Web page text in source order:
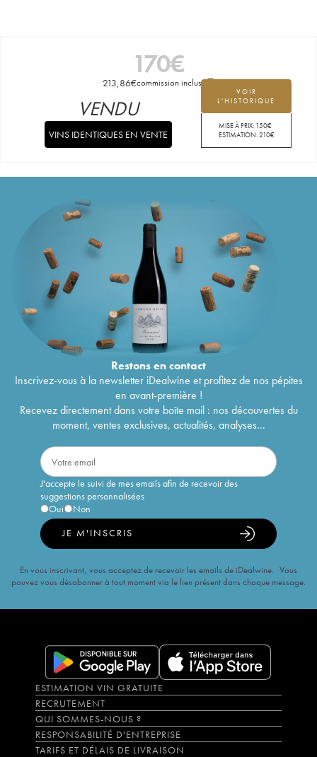
170€
213,86€commission incluse
VOIR
L'HISTORIQUE
MISE À PRIX: 150€
ESTIMATION:210€
VENDU
VINS IDENTIQUES EN VENTE
Restons encontact
Inscrivez-vous à la newsletter iDealwine et profitez de nos pépites
en avant-première !
Recevez directement dans votre boîte mail : nos découvertes du
moment, ventes exclusives, actualités, analyses...
J'accepte le suivi de mes emails afin de recevoir des
suggestions personnalisées
Oui
Non
JE M'INSCRIS
En vous inscrivant, vous acceptez de recevoir les emails de iDealwine. Vous
pouvez vous désabonner à tout moment via le lien présent dans chaque message.
ESTIMATION VIN GRATUITE
RECRUTEMENT
QUI SOMMES-NOUS ?
RESPONSABILITÉ D'ENTREPRISE
TARIFS ET DÉLAIS DE LIVRAISON